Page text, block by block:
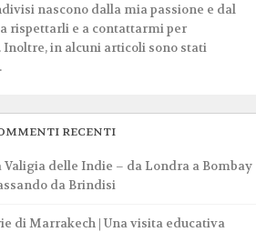
nascono dalla mia passione e dal
rispettarli e a contattarmi per
Inoltre, in alcuni articoli sono stati
RECENTI
Valigia delle Indie – da Londra a Bombay
da Brindisi
di Marrakech | Una visita educativa